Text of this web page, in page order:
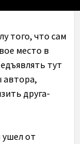
того, что сам
место в
тут
автора,
друга-
от